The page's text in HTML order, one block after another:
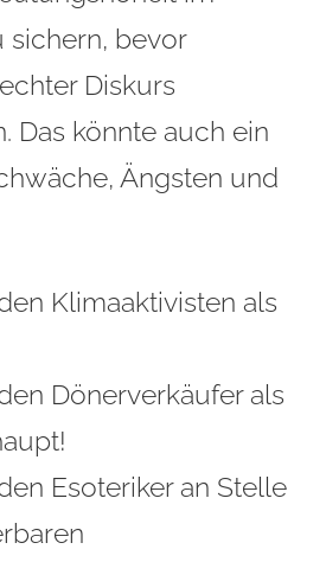
sichern, bevor
Diskurs
Das könnte auch ein
Ängsten und
Klimaaktivisten als
Dönerverkäufer als
Esoteriker an Stelle